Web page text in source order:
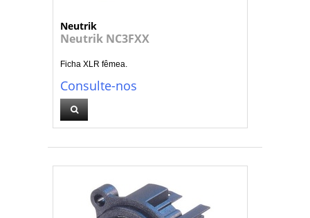
Neutrik
Neutrik NC3FXX
Ficha XLR fêmea.
Consulte-nos